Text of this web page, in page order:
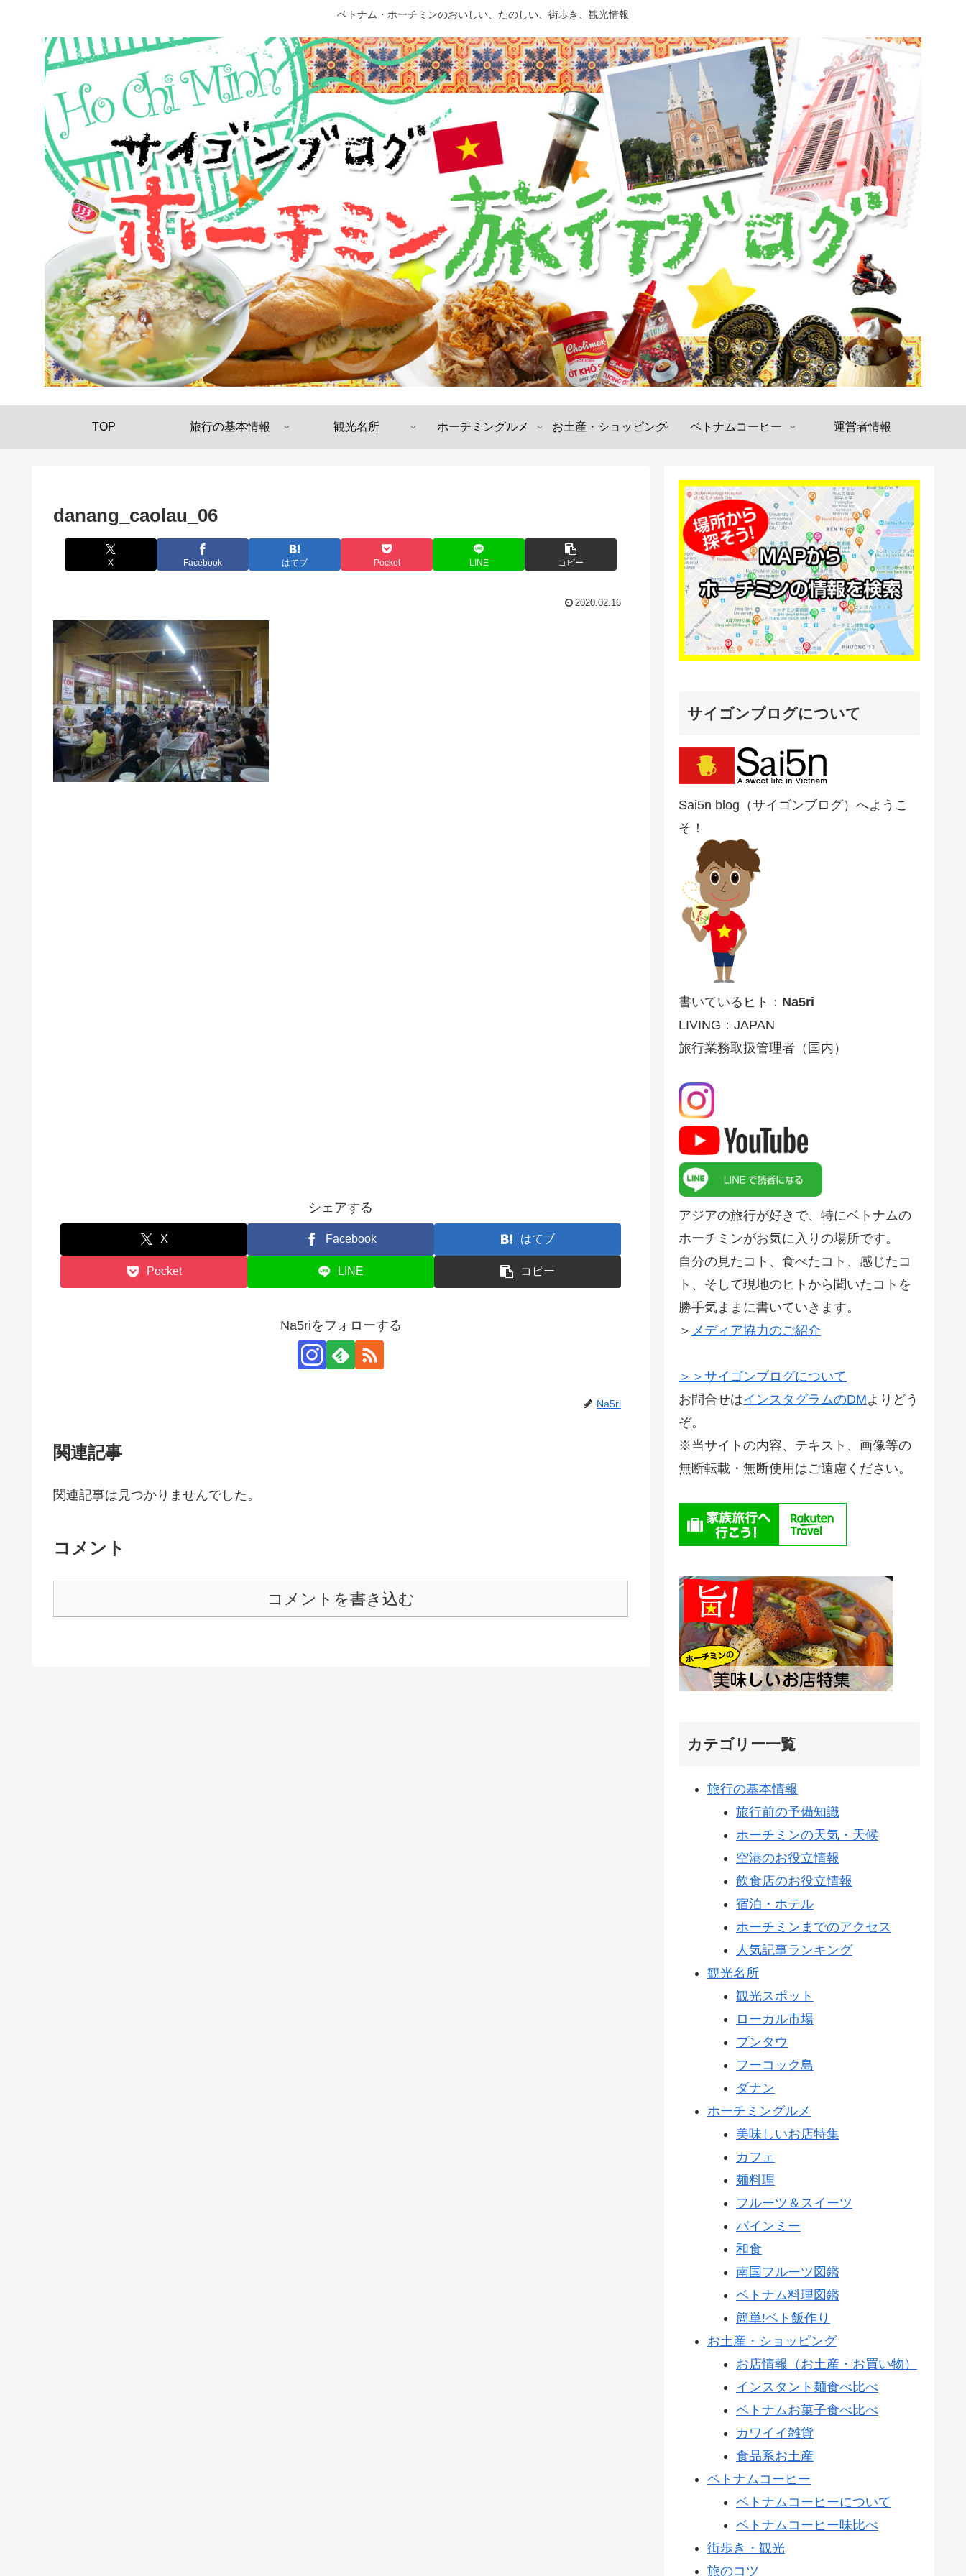
ベトナム・ホーチミンのおいしい、たのしい、街歩き、観光情報
TOP 旅行の基本情報 観光名所 ホーチミングルメ お土産・ショッピング ベトナムコーヒー 運営者情報
danang_caolau_06
X Facebook はてブ Pocket LINE コピー
2020.02.16
シェアする
X Facebook はてブ
Pocket LINE コピー
Na5riをフォローする
Na5ri
関連記事
関連記事は見つかりませんでした。
コメント
コメントを書き込む
サイゴンブログについて
Sai5n blog（サイゴンブログ）へようこ
そ！
書いているヒト： Na5ri
LIVING：JAPAN
旅行業務取扱管理者（国内）
アジアの旅行が好きで、特にベトナムの
ホーチミンがお気に入りの場所です。
自分の見たコト、食べたコト、感じたコ
ト、そして現地のヒトから聞いたコトを
勝手気ままに書いていきます。
＞ メディア協力のご紹介
＞＞サイゴンブログについて
お問合せはインスタグラムのDMよりどう
ぞ。
※当サイトの内容、テキスト、画像等の
無断転載・無断使用はご遠慮ください。
カテゴリー一覧
旅行の基本情報
旅行前の予備知識
ホーチミンの天気・天候
空港のお役立情報
飲食店のお役立情報
宿泊・ホテル
ホーチミンまでのアクセス
人気記事ランキング
観光名所
観光スポット
ローカル市場
ブンタウ
フーコック島
ダナン
ホーチミングルメ
美味しいお店特集
カフェ
麺料理
フルーツ＆スイーツ
バインミー
和食
南国フルーツ図鑑
ベトナム料理図鑑
簡単!ベト飯作り
お土産・ショッピング
お店情報（お土産・お買い物）
インスタント麺食べ比べ
ベトナムお菓子食べ比べ
カワイイ雑貨
食品系お土産
ベトナムコーヒー
ベトナムコーヒーについて
ベトナムコーヒー味比べ
街歩き・観光
旅のコツ